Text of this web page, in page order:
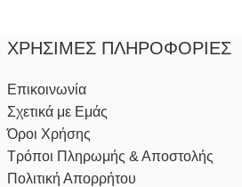
ΧΡΉΣΙΜΕΣ ΠΛΗΡΟΦΟΡΊΕΣ
Επικοινωνία
Σχετικά με Εμάς
Όροι Χρήσης
Τρόποι Πληρωμής & Αποστολής
Πολιτική Απορρήτου